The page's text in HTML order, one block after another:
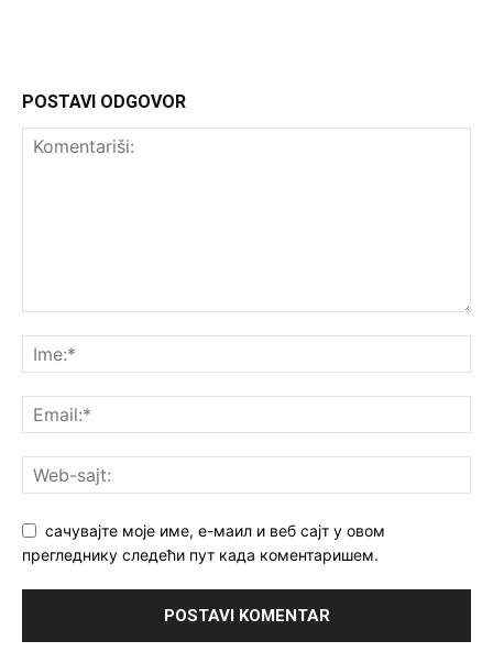
POSTAVI ODGOVOR
сачувајте моје име, е-маил и веб сајт у овом
прегледнику следећи пут када коментаришем.